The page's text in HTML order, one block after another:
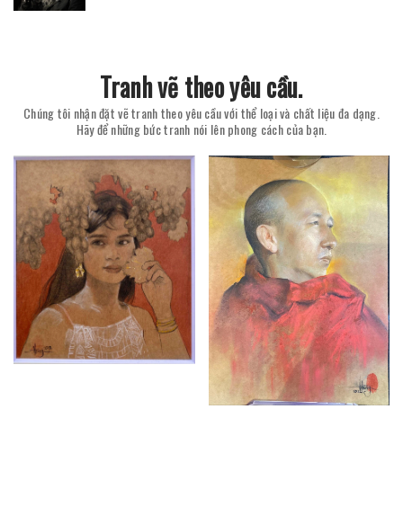
Tranh vẽ theo yêu cầu.
Chúng tôi nhận đặt vẽ tranh theo yêu cầu với thể loại và chất liệu đa dạng.
Hãy để những bức tranh nói lên phong cách của bạn.